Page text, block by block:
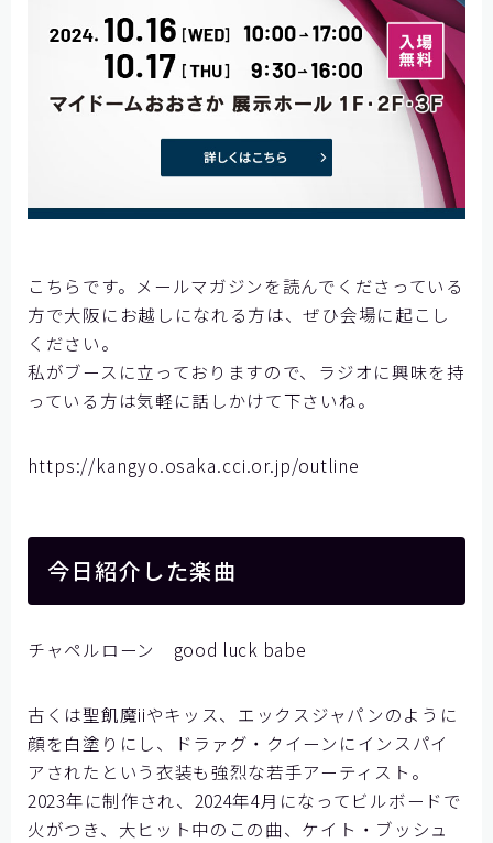
こちらです。メールマガジンを読んでくださっている
方で大阪にお越しになれる方は、ぜひ会場に起こし
ください。
私がブースに立っておりますので、ラジオに興味を持
っている方は気軽に話しかけて下さいね。
https://kangyo.osaka.cci.or.jp/outline
今日紹介した楽曲
チャペルローン good luck babe
古くは聖飢魔iiやキッス、エックスジャパンのように
顔を白塗りにし、ドラァグ・クイーンにインスパイ
アされたという衣装も強烈な若手アーティスト。
2023年に制作され、2024年4月になってビルボードで
火がつき、大ヒット中のこの曲、ケイト・ブッシュ